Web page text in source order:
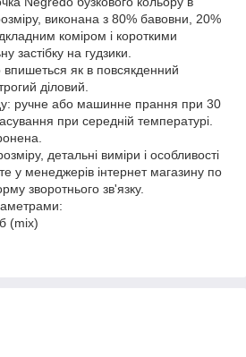
виконана з 80% бавовни, 20%
коміром і короткими
застібку на гудзики.
як в повсякденний
діловий.
ручне або машинне прання при 30
при середній температурі.
детальні виміри і особливості
у менеджерів інтернет магазину по
зворотнього зв'язку.
(mix)